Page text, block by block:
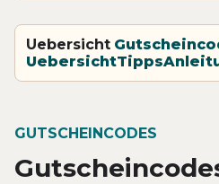
Uebersicht
UebersichtTipps
GUTSCHEINCODES